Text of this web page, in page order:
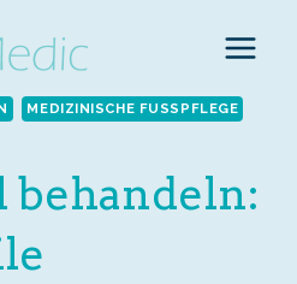
MEDIZINISCHE FUSSPFLEGE
behandeln: